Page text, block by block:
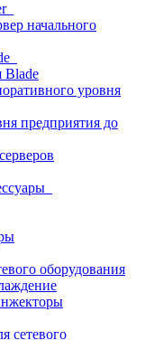
начального
Blade
уровня
предприятия до
оборудования
сетевого